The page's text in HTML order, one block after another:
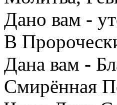
Дано вам -
В
Дана вам -
Смирённая